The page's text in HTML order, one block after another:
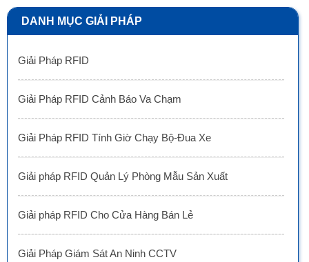
DANH MỤC GIẢI PHÁP
Giải Pháp RFID
Giải Pháp RFID Cảnh Báo Va Chạm
Giải Pháp RFID Tính Giờ Chạy Bộ-Đua Xe
Giải pháp RFID Quản Lý Phòng Mẫu Sản Xuất
Giải pháp RFID Cho Cửa Hàng Bán Lẻ
Giải Pháp Giám Sát An Ninh CCTV